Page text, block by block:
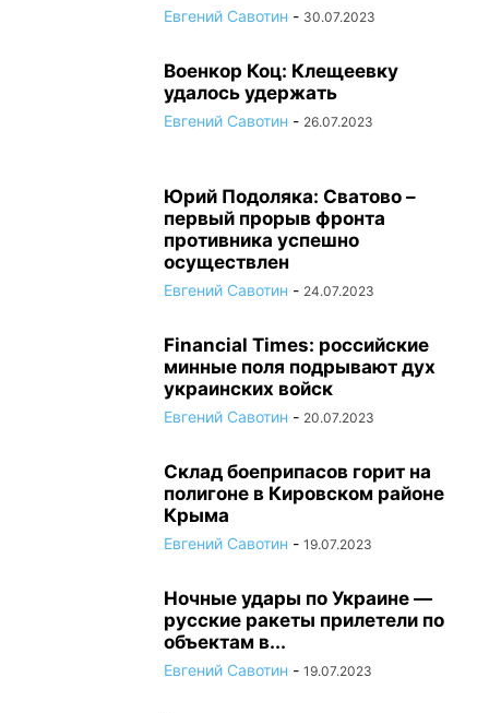
Евгений Савотин - 30.07.2023
Военкор Коц: Клещеевку
удалось удержать
Евгений Савотин - 26.07.2023
Юрий Подоляка: Сватово –
первый прорыв фронта
противника успешно
осуществлен
Евгений Савотин - 24.07.2023
Financial Times: российские
минные поля подрывают дух
украинских войск
Евгений Савотин - 20.07.2023
Склад боеприпасов горит на
полигоне в Кировском районе
Крыма
Евгений Савотин - 19.07.2023
Ночные удары по Украине —
русские ракеты прилетели по
объектам в...
Евгений Савотин - 19.07.2023